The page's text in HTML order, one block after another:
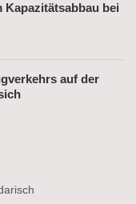
Kapazitätsabbau bei
auf der